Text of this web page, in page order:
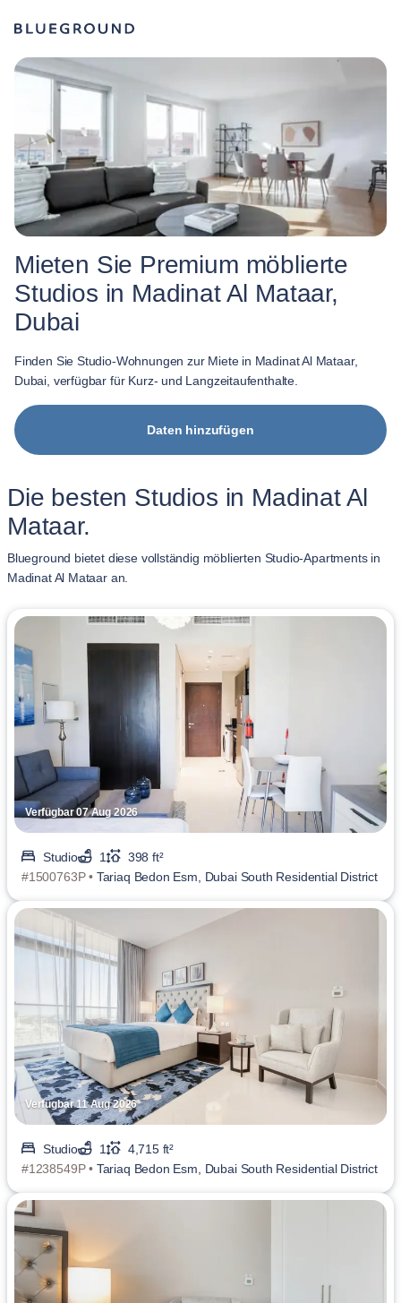
Mieten Sie Premium möblierte
Studios in Madinat Al Mataar,
Dubai
Finden Sie Studio-Wohnungen zur Miete in Madinat Al Mataar,
Dubai, verfügbar für Kurz- und Langzeitaufenthalte.
Daten hinzufügen
Die besten Studios in Madinat Al
Mataar.
Blueground bietet diese vollständig möblierten Studio-Apartments in
Madinat Al Mataar an.
Verfügbar 07 Aug 2026
Studio 1
398 ft²
#1500763P • Tariaq Bedon Esm, Dubai South Residential District
Verfügbar 11 Aug 2026
Studio 1
4,715 ft²
#1238549P • Tariaq Bedon Esm, Dubai South Residential District